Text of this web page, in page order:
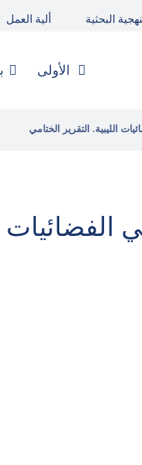
البحثية ألية العمل
الأولى
الليبية. التقرير الختامي
الفضائيات